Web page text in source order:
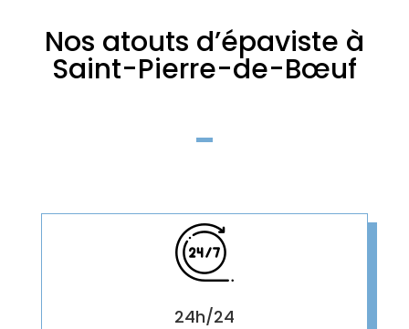
Nos atouts d’épaviste à
Saint-Pierre-de-Bœuf
24h/24